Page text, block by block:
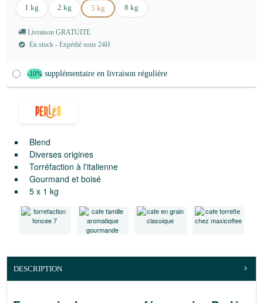
Blend
Diverses origines
Torréfaction à l'italienne
Gourmand et boisé
5 x 1 kg
1 kg 2 kg 5 kg 8 kg
Livraison GRATUITE
En stock - Expédié sous 24H
-10% supplémentaire en livraison régulière
DESCRIPTION